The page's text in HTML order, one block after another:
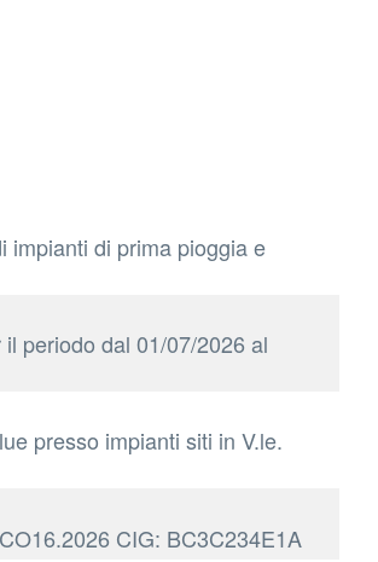
impianti di prima pioggia e
periodo dal 01/07/2026 al
presso impianti siti in V.le.
CIG: BC3C234E1A